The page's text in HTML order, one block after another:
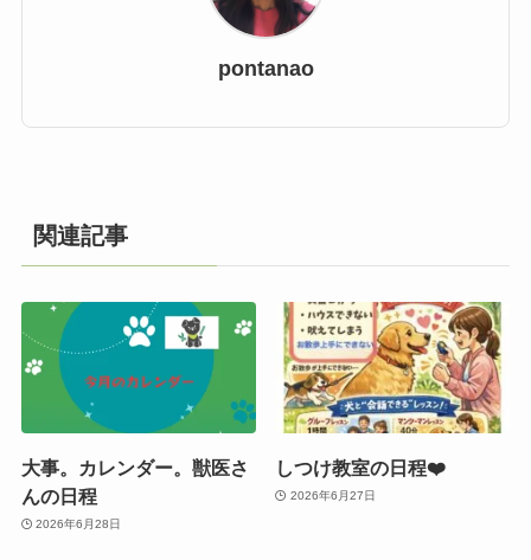
pontanao
関連記事
大事。カレンダー。獣医さ
んの日程
2026年6月28日
しつけ教室の日程❤️
2026年6月27日